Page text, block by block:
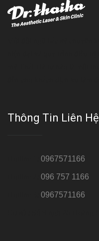
Thông Tin Liên Hệ
0967571166
096 757 1166
0967571166